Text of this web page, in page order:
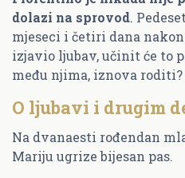
dolazi na sprovod.
mjeseci i četiri dana
izjavio ljubav, učinit će to
među njima, iznova roditi?
O ljubavi i drugim
Na dvanaesti rođendan
Mariju ugrize bijesan pas.